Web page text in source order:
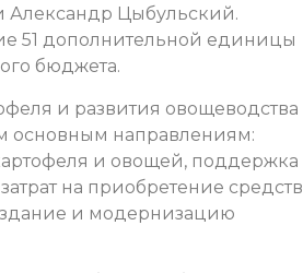
Александр Цыбульский.
51 дополнительной единицы
бюджета.
и развития овощеводства
основным направлениям:
и овощей, поддержка
на приобретение средств
и модернизацию